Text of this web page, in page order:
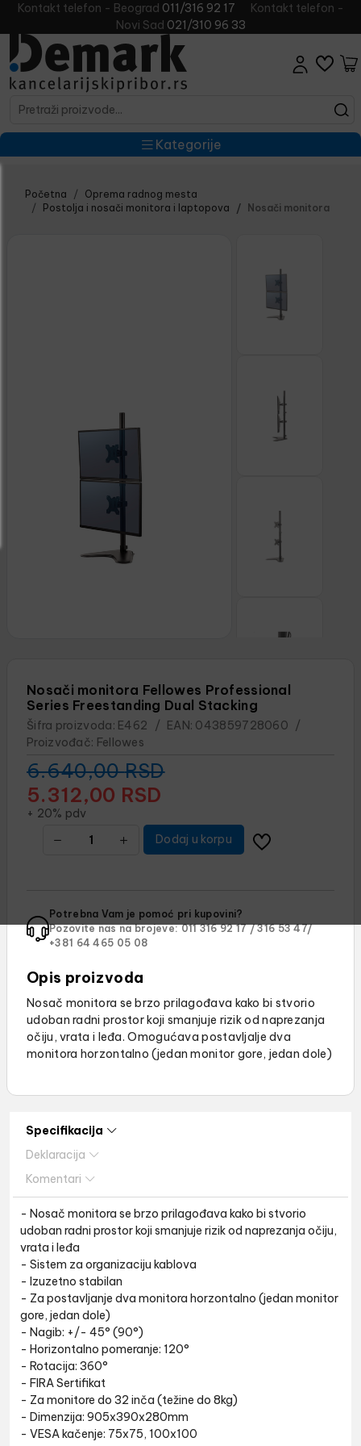
Kontakt telefon - Beograd 011/316 92 17
Kontakt telefon -
Novi Sad 021/310 96 33
Kategorije
Početna
Oprema radnog mesta
Postolja i nosači monitora i laptopova
Nosači monitora
Nosači monitora Fellowes Professional
Series Freestanding Dual Stacking
Šifra proizvoda: E462 / EAN: 043859728060 /
Proizvođač: Fellowes
6.640,00RSD
5.312,00 RSD
+ 20% pdv
Dodaj u korpu
Potrebna Vam je pomoć pri kupovini?
Pozovite nas na brojeve:011 316 92 17 / 316 53 47/
+381 64 465 05 08
Opis proizvoda
Nosač monitora se brzo prilagođava kako bi stvorio
udoban radni prostor koji smanjuje rizik od naprezanja
očiju, vrata i leđa. Omogućava postavljalje dva
monitora horzontalno (jedan monitor gore, jedan dole)
Specifikacija
Deklaracija
Komentari
- Nosač monitora se brzo prilagođava kako bi stvorio
udoban radni prostor koji smanjuje rizik od naprezanja očiju,
vrata i leđa
- Sistem za organizaciju kablova
- Izuzetno stabilan
- Za postavljanje dva monitora horzontalno (jedan monitor
gore, jedan dole)
- Nagib: +/- 45° (90°)
- Horizontalno pomeranje: 120°
- Rotacija: 360°
- FIRA Sertifikat
- Za monitore do 32 inča (težine do 8kg)
- Dimenzija: 905x390x280mm
- VESA kačenje: 75x75, 100x100